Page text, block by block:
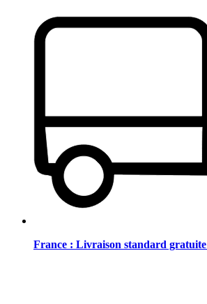
France : Livraison standard gratuite